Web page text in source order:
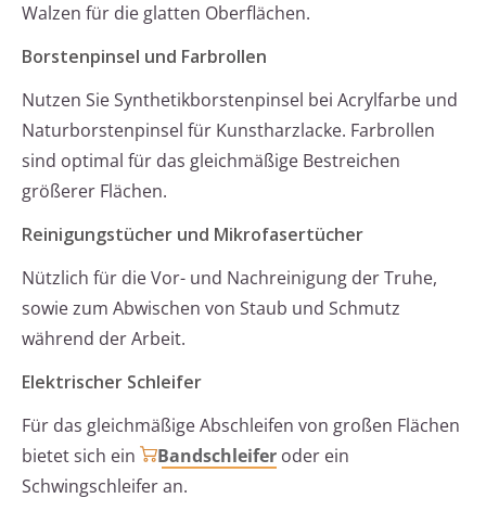
Walzen für die glatten Oberflächen.
Borstenpinsel und Farbrollen
Nutzen Sie Synthetikborstenpinsel bei Acrylfarbe und
Naturborstenpinsel für Kunstharzlacke. Farbrollen
sind optimal für das gleichmäßige Bestreichen
größerer Flächen.
Reinigungstücher und Mikrofasertücher
Nützlich für die Vor- und Nachreinigung der Truhe,
sowie zum Abwischen von Staub und Schmutz
während der Arbeit.
Elektrischer Schleifer
Für das gleichmäßige Abschleifen von großen Flächen
bietet sich ein
Bandschleifer oder ein
Schwingschleifer an.